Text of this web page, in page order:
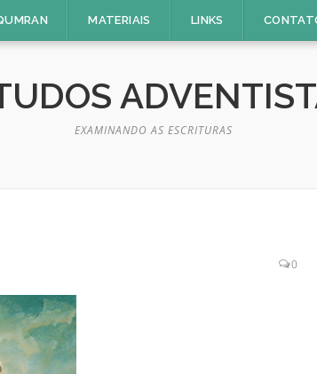
MATERIAIS LINKS
EXAMINANDO AS ESCRITURAS
0